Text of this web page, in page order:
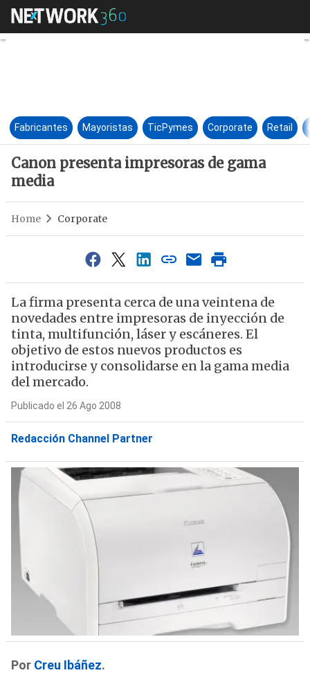
Canon presenta impresoras
Fabricantes Mayoristas TicPymes Corporate Retail
Canon presenta impresoras de gama
media
Home Corporate
La firma presenta cerca de una veintena de
novedades entre impresoras de inyección de
tinta, multifunción, láser y escáneres. El
objetivo de estos nuevos productos es
introducirse y consolidarse en la gama media
del mercado.
Publicado el 26 Ago 2008
Redacción Channel Partner
Por Creu Ibáñez.